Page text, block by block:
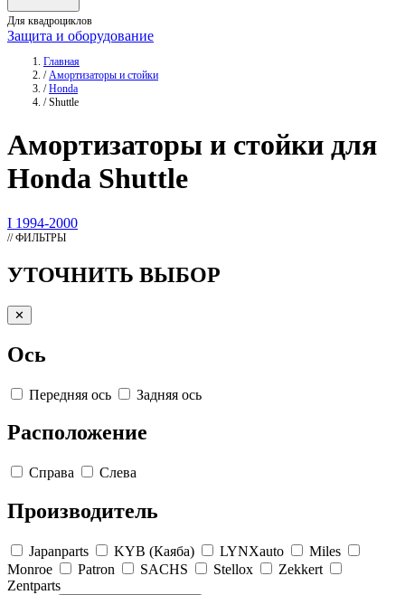
Для квадроциклов
Защита и оборудование
Главная
/ Амортизаторы и стойки
/ Honda
/ Shuttle
Амортизаторы и стойки для
Honda Shuttle
I 1994-2000
// ФИЛЬТРЫ
УТОЧНИТЬ ВЫБОР
✕
Ось
Передняя ось Задняя ось
Расположение
Справа Слева
Производитель
Japanparts KYB (Каяба) LYNXauto
Miles
Monroe
Patron SACHS Stellox
Zekkert
Zentparts